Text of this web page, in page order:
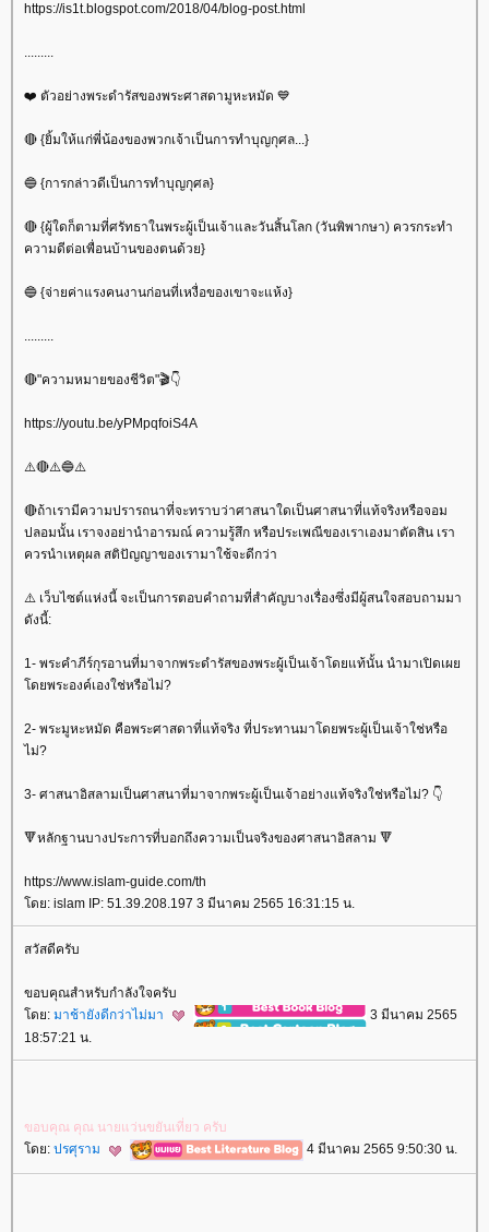
https://is1t.blogspot.com/2018/04/blog-post.html
.........
❤️ ตัวอย่างพระดำรัสของพระศาสดามูหะหมัด 💙
🔴 {ยิ้มให้แก่พี่น้องของพวกเจ้าเป็นการทำบุญกุศล...}
🔵 {การกล่าวดีเป็นการทำบุญกุศล}
🔴 {ผู้ใดก็ตามที่ศรัทธาในพระผู้เป็นเจ้าและวันสิ้นโลก (วันพิพากษา) ควรกระทำ
ความดีต่อเพื่อนบ้านของตนด้วย}
🔵 {จ่ายค่าแรงคนงานก่อนที่เหงื่อของเขาจะแห้ง}
.........
🔴"ความหมายของชีวิต"🎬👇
https://youtu.be/yPMpqfoiS4A
⚠️🔴⚠️🔵⚠️
🔴ถ้าเรามีความปรารถนาที่จะทราบว่าศาสนาใดเป็นศาสนาที่แท้จริงหรือจอม
ปลอมนั้น เราจงอย่านำอารมณ์ ความรู้สึก หรือประเพณีของเราเองมาตัดสิน เรา
ควรนำเหตุผล สติปัญญาของเรามาใช้จะดีกว่า
⚠️ เว็บไซต์แห่งนี้ จะเป็นการตอบคำถามที่สำคัญบางเรื่องซึ่งมีผู้สนใจสอบถามมา
ดังนี้:
1- พระคำภีร์กุรอานที่มาจากพระดำรัสของพระผู้เป็นเจ้าโดยแท้นั้น นำมาเปิดเผ
ดยพระองค์เองใช่หรือไม่?
2- พระมูหะหมัด คือพระศาสดาที่แท้จริง ที่ประทานมาโดยพระผู้เป็นเจ้าใช่หรือ
ไม่?
3- ศาสนาอิสลามเป็นศาสนาที่มาจากพระผู้เป็นเจ้าอย่างแท้จริงใช่หรือไม่? 👇
🔻หลักฐานบางประการที่บอกถึงความเป็นจริงของศาสนาอิสลาม 🔻
https://www.islam-guide.com/th
ดย: islam IP: 51.39.208.197 3 มีนาคม 2565 16:31:15 น.
สวัสดีครับ
ขอบคุณสำหรับกำลังใจครับ
ดย: มาช้ายังดีกว่าไม่มา
3 มีนาคม 2565
18:57:21 น.
ขอบคุณ​ คุณ​ นาย​แว่น​ขยัน​เที่ยว​ ครับ​
ดย: ปรศุราม 4 มีนาคม 2565 9:50:30 น.